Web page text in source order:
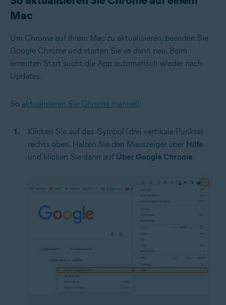
Mac
Um Chrome auf Ihrem Mac zu aktualisieren, beenden Sie
Google Chrome und starten Sie es dann neu. Beim
erneuten Start sucht die App automatisch wieder nach
Updates.
So aktualisieren Sie Chrome manuell :
Klicken Sie auf das -Symbol (drei vertikale Punkte)
rechts oben. Halten Sie den Mauszeiger über Hilfe
und klicken Sie dann auf Über Google Chrome.